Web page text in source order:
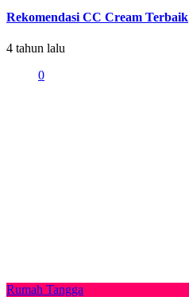
Rekomendasi CC Cream Terbaik
4 tahun lalu
0
Rumah Tangga